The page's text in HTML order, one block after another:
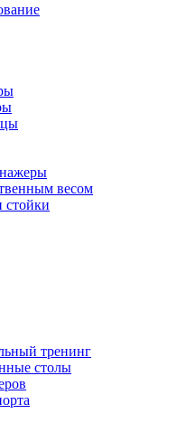
весом
стойки
тренинг
столы